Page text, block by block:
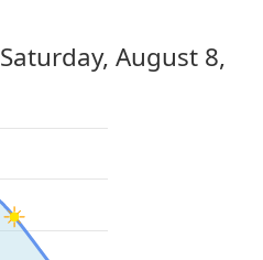
Saturday, August 8,